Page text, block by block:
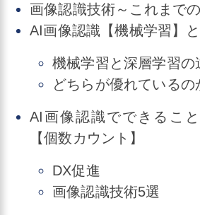
画像認識技術～これまで
AI画像認識【機械学習】と
機械学習と深層学習の
どちらが優れているの
AI画像認識でできるこ
【個数カウント】
DX促進
画像認識技術5選